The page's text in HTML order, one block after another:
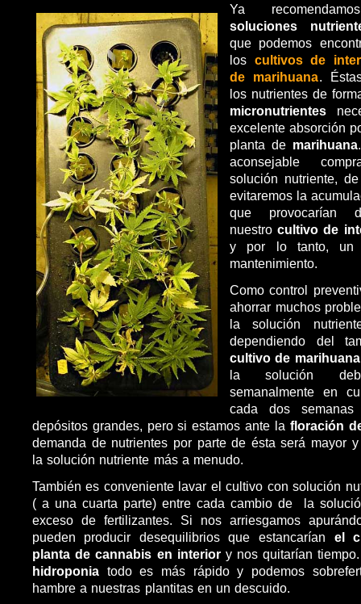
Ya
soluciones
que podemos
los cultivos de
de marihuana .
los nutrientes de
micronutrientes
excelente absorción
planta de marihuana
aconsejable
solución nutriente,
evitaremos la
que provocarían
nuestrocultivo de
y por lo tanto, un
mantenimiento.
Como control
ahorrar muchos
la solución
dependiendo del
cultivo de
la solución
semanalmente en
cada dos
depósitos grandes, pero si estamos ante la floración
demanda de nutrientes por parte de ésta será mayor
la solución nutriente más a menudo.
También es conveniente lavar el cultivo con solución
( a una cuarta parte) entre cada cambio de la
exceso de fertilizantes. Si nos arriesgamos
pueden producir desequilibrios que estancarían el
planta de cannabis en interiory nos quitarían
hidroponia todo es más rápido y podemos
hambre a nuestras plantitas en un descuido.